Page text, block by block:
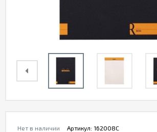
Артикул: 162008C
Нет в наличии